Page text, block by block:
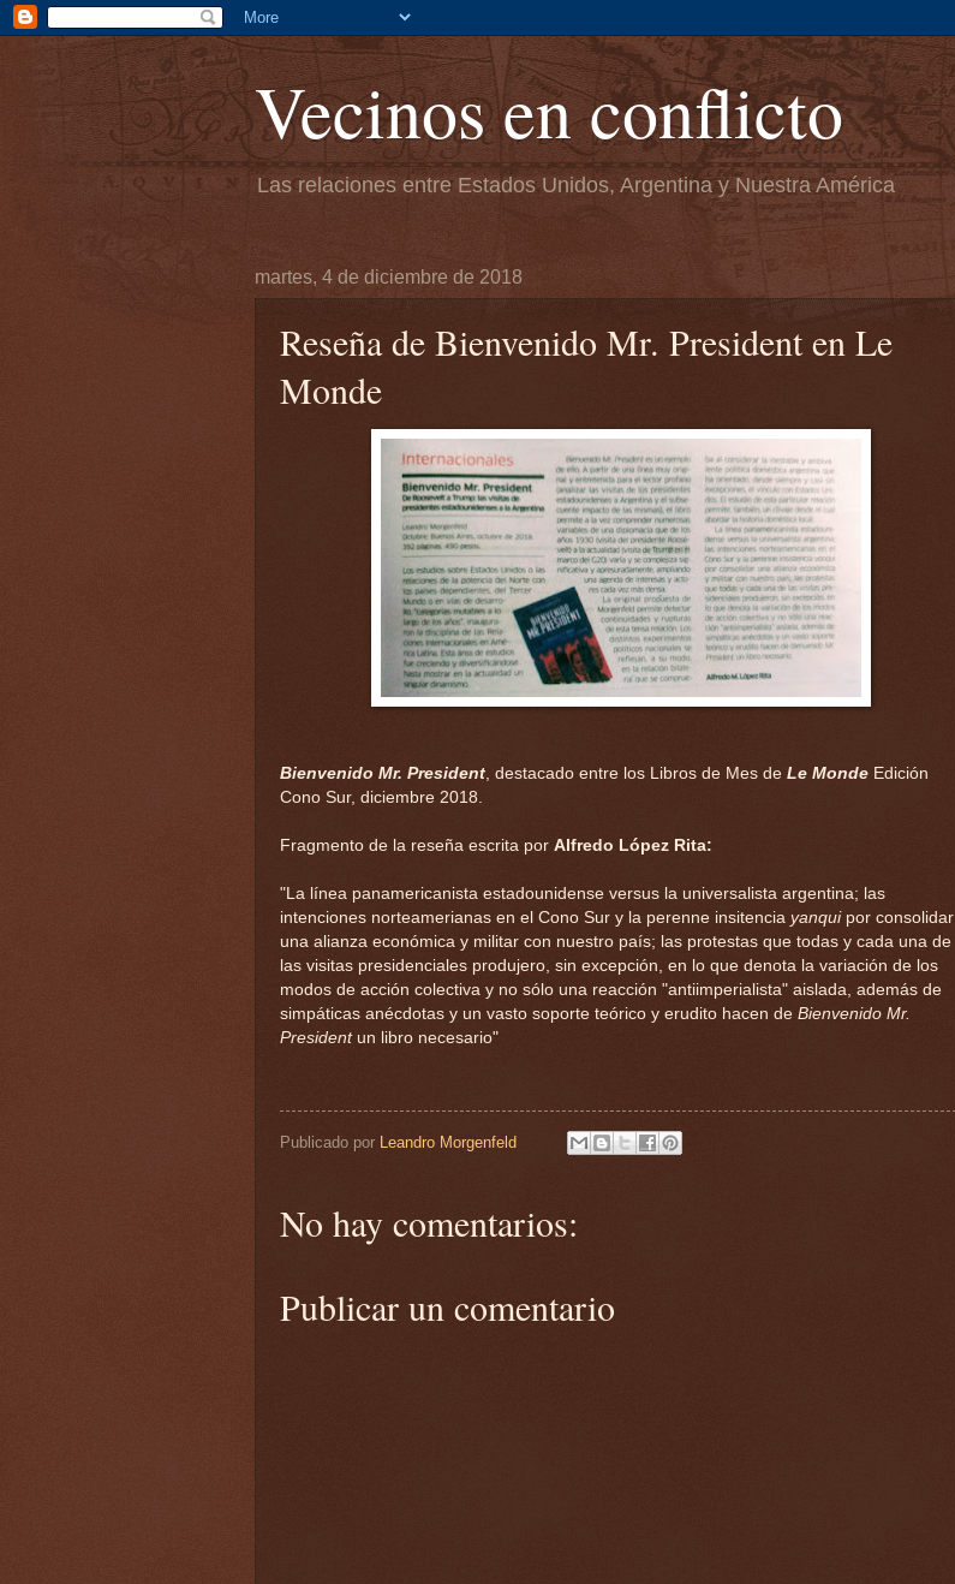
Vecinos en conflicto
Las relaciones entre Estados Unidos, Argentina y Nuestra América
martes, 4 de diciembre de 2018
Reseña de Bienvenido Mr. President en Le
Monde
Bienvenido Mr. President , destacado entre los Libros de Mes de Le Monde Edición
Cono Sur, diciembre 2018.
Fragmento de la reseña escrita por Alfredo López Rita:
"La línea panamericanista estadounidense versus la universalista argentina; las
intenciones norteamerianas en el Cono Sur y la perenne insitencia yanqui por consolidar
una alianza económica y militar con nuestro país; las protestas que todas y cada una de
las visitas presidenciales produjero, sin excepción, en lo que denota la variación de los
modos de acción colectiva y no sólo una reacción "antiimperialista" aislada, además de
simpáticas anécdotas y un vasto soporte teórico y erudito hacen de Bienvenido Mr.
President un libro necesario"
Publicado por Leandro Morgenfeld
No hay comentarios:
Publicar un comentario